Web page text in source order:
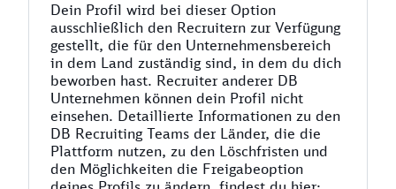
Dein Profil wird bei dieser Option
ausschließlich den Recruitern zur Verfügung
gestellt, die für den Unternehmensbereich
in dem Land zuständig sind, in dem du dich
beworben hast. Recruiter anderer DB
Unternehmen können dein Profil nicht
einsehen. Detaillierte Informationen zu den
DB Recruiting Teams der Länder, die die
Plattform nutzen, zu den Löschfristen und
den Möglichkeiten die Freigabeoption